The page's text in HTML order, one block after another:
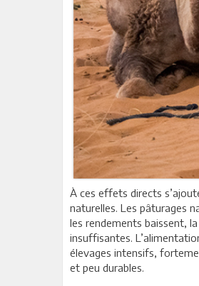
À ces effets directs
naturelles. Les pâturages
les rendements baissent,
insuffisantes.
élevages intensifs,
et peu durables.